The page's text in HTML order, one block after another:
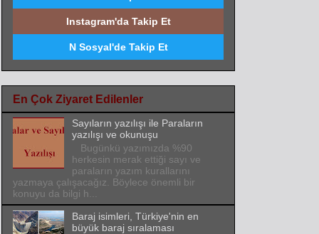
Instagram'da Takip Et
N Sosyal'de Takip Et
En Çok Ziyaret Edilenler
Sayıların yazılışı ile Paraların
yazılışı ve okunuşu
Bugünkü yazımızda %90
herkesin merak ettiği sayı ve
paraların yazım kurallarını
yazmaya çalışacağız. Böylece önemli bir
konuyu da bilgi h...
Baraj isimleri, Türkiye'nin en
büyük baraj sıralaması